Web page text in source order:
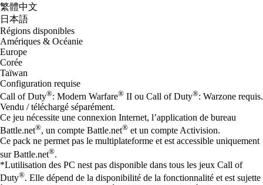
繁體中文
日本語
Régions disponibles
Amériques & Océanie
Europe
Corée
Taïwan
Configuration requise
Call of Duty®: Modern Warfare® II ou Call of Duty®: Warzone requis.
Vendu / téléchargé séparément.
Ce jeu nécessite une connexion Internet, l’application de bureau
Battle.net®, un compte Battle.net® et un compte Activision.
Ce pack ne permet pas le multiplateforme et est accessible uniquement
sur Battle.net®.
*Lutilisation des PC nest pas disponible dans tous les jeux Call of
Duty®. Elle dépend de la disponibilité de la fonctionnalité et est sujette